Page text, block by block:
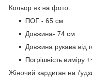
Кольор як на фото.
ПОГ - 65 см
Довжина- 74 см
Довжина рукава від
Погрішність виміру
Жіночий кардиган на